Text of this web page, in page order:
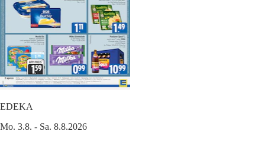
EDEKA
Mo. 3.8. - Sa. 8.8.2026